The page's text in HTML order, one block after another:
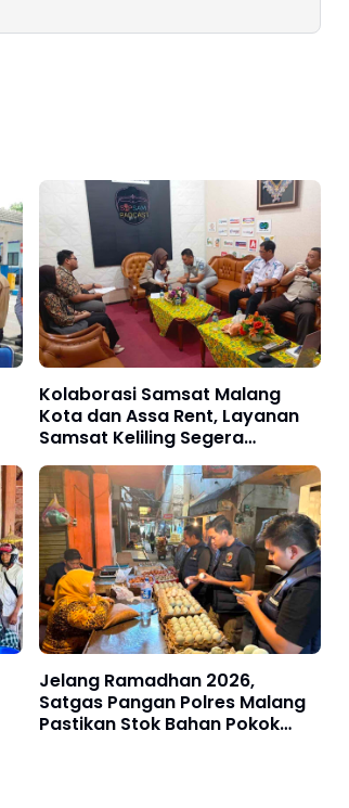
Kolaborasi Samsat Malang
Kota dan Assa Rent, Layanan
Samsat Keliling Segera
Diterapkan
Jelang Ramadhan 2026,
Satgas Pangan Polres Malang
Pastikan Stok Bahan Pokok